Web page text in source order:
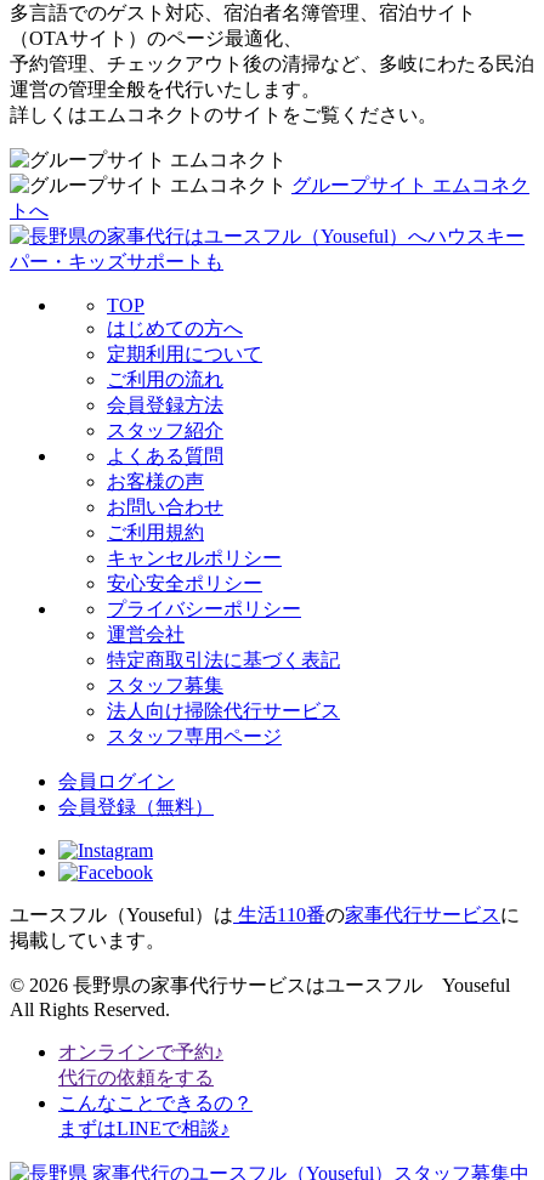
多言語でのゲスト対応、宿泊者名簿管理、宿泊サイト
（OTAサイト）のページ最適化、
予約管理、チェックアウト後の清掃など、多岐にわたる民泊
運営の管理全般を代行いたします。
詳しくはエムコネクトのサイトをご覧ください。
グループサイト エムコネク
トへ
TOP
はじめての方へ
定期利用について
ご利用の流れ
会員登録方法
スタッフ紹介
よくある質問
お客様の声
お問い合わせ
ご利用規約
キャンセルポリシー
安心安全ポリシー
プライバシーポリシー
運営会社
特定商取引法に基づく表記
スタッフ募集
法人向け掃除代行サービス
スタッフ専用ページ
会員ログイン
会員登録 （無料）
ユースフル（Youseful）は 生活110番の家事代行サービスに
掲載しています。
© 2026 長野県の家事代行サービスはユースフル Youseful
All Rights Reserved.
オンラインで予約♪
代行の依頼をする
こんなことできるの？
まずはLINEで相談♪